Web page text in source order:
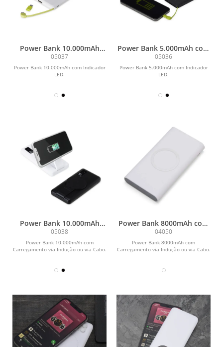
Power Bank 10.000mAh
com Indicador LED
05037
Power Bank 10.000mAh com Indicador
LED.
Power Bank 5.000mAh com
Indicador LED
05036
Power Bank 5.000mAh com Indicador
LED.
Power Bank 10.000mAh
com Carregamento via
Indução ou via Cabo
05038
Power Bank 10.000mAh com
Carregamento via Indução ou via Cabo.
Power Bank 8000mAh com
Carregamento via Indução
ou via Cabo
04050
Power Bank 8000mAh com
Carregamento via Indução ou via Cabo.